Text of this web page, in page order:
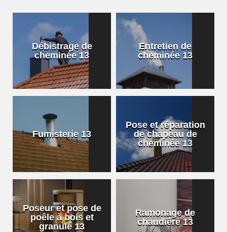
Débistrage de
cheminée 13
Entretien de
cheminée 13
Fumisterie 13
Pose et réparation
de chapeau de
cheminée 13
Poseur et pose de
poêle à bois et
granulé 13
Ramonage de
chaudière 13